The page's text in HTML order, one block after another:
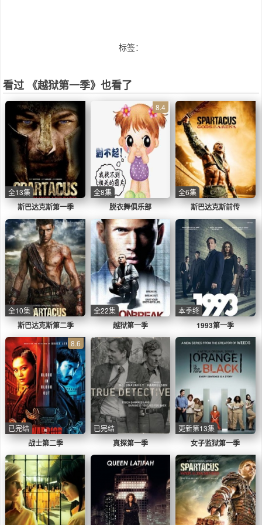
标签：
看过 《越狱第一季》也看了
斯巴达克斯第一季
全13集
脱衣舞俱乐部
8.4
全8集
斯巴达克斯前传
全6集
斯巴达克斯第二季
全10集
越狱第一季
全22集
1993第一季
本季终
战士第二季
8.6
已完结
真探第一季
已完结
女子监狱第一季
更新第13集